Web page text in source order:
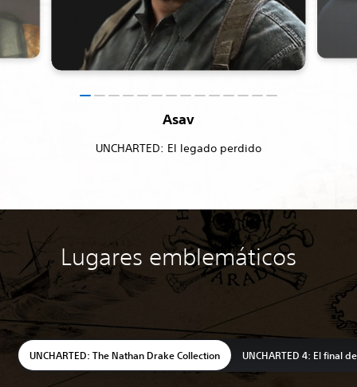
Asav
UNCHARTED: El legado perdido
Lugares emblemáticos
UNCHARTED: The Nathan Drake Collection UNCHARTED 4: El final